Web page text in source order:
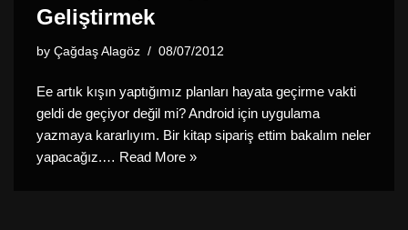
Geliştirmek
by Çağdaş Alagöz 08/07/2012
Ee artık kışın yaptığımız planları hayata geçirme vakti
geldi de geçiyor değil mi? Android için uygulama
yazmaya kararlıyım. Bir kitap sipariş ettim bakalım neler
yapacağız.… Read More »